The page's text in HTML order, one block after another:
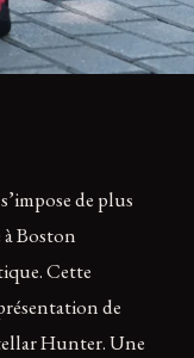
de plus
Boston
Cette
de
Hunter. Une